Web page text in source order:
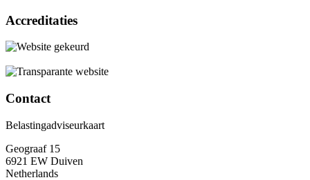
Accreditaties
Contact
Belastingadviseurkaart
Geograaf 15
6921 EW Duiven
Netherlands